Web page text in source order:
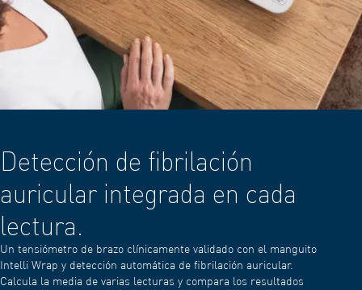
Detección de fibrilación
auricular integrada en cada
lectura.
Un tensiómetro de brazo clínicamente validado con el manguito
Intelli Wrap y detección automática de fibrilación auricular.
Calcula la media de varias lecturas y compara los resultados